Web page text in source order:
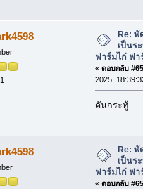
Re:
เป็นร
ฟาร์มไก่ ฟา
« ตอบกลับ
2025,
ดันกระทู้
Re:
เป็นร
ฟาร์มไก่ ฟา
« ตอบกลับ